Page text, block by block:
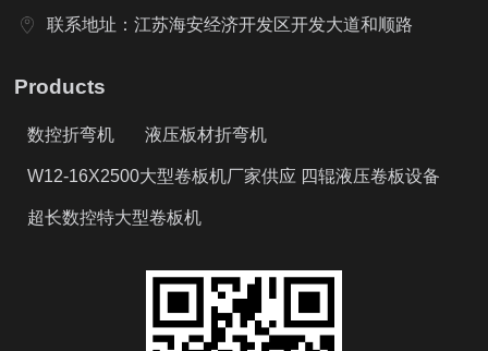
联系地址：江苏海安经济开发区开发大道和顺路
Products
数控折弯机 液压板材折弯机
W12-16X2500大型卷板机厂家供应 四辊液压卷板设备
超长数控特大型卷板机